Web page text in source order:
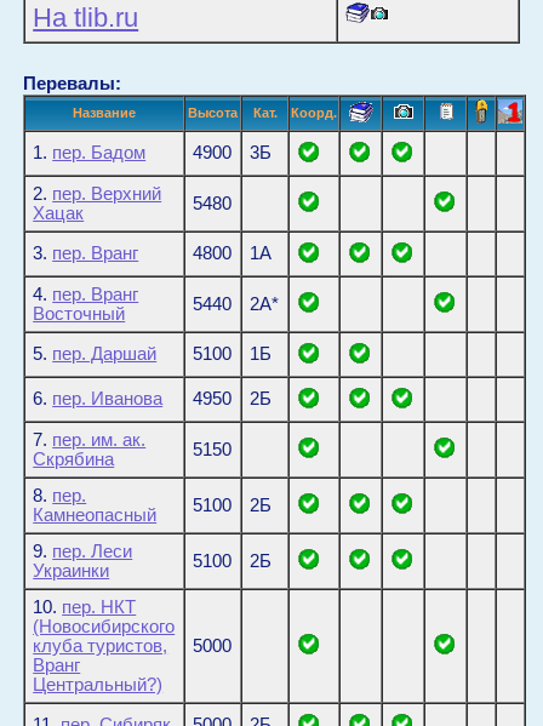
На tlib.ru
Перевалы:
Название Высота Кат. Коорд.
1. пер. Бадом 4900 3Б
2. пер. Верхний
Хацак
5480
3. пер. Вранг 4800 1А
4. пер. Вранг
Восточный
5440 2А*
5. пер. Даршай 5100 1Б
6. пер. Иванова 4950 2Б
7. пер. им. ак.
Скрябина
5150
8. пер.
Камнеопасный
5100 2Б
9. пер. Леси
Украинки
5100 2Б
10. пер. НКТ
(Новосибирского
клуба туристов,
Вранг
Центральный?)
5000